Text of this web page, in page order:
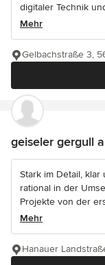
digitaler Technik
Mehr
Gelbachstraße 3,
geiseler gergull
Stark im Detail,
rational in der
Projekte von der
Mehr
Hanauer